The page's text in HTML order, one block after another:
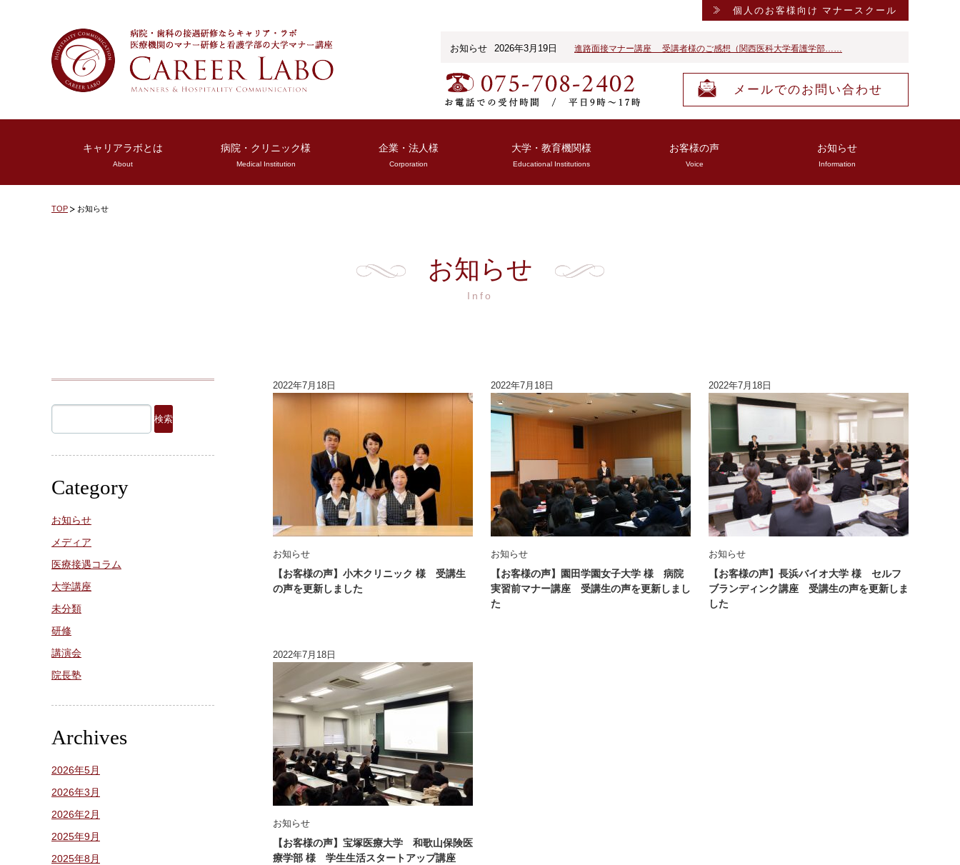
個人のお客様向け マナースクール
お知らせ 2026年3月19日 進路面接マナー講座 受講者様のご感想（関西医科大学看護学部……
メールでのお問い合わせ
キャリアラボとは
About
病院・クリニック様
Medical Institution
企業・法人様
Corporation
大学・教育機関様
Educational Institutions
お客様の声
Voice
お知らせ
Information
TOP お知らせ
お知らせ
Info
2022年7月18日
お知らせ
【お客様の声】小木クリニック 様 受講生
の声を更新しました
2022年7月18日
お知らせ
【お客様の声】園田学園女子大学 様 病院
実習前マナー講座 受講生の声を更新しまし
た
2022年7月18日
お知らせ
【お客様の声】長浜バイオ大学 様 セルフ
ブランディンク講座 受講生の声を更新しま
した
2022年7月18日
お知らせ
【お客様の声】宝塚医療大学 和歌山保険医
療学部 様 学生生活スタートアップ講座
索:
Category
お知らせ
メディア
医療接遇コラム
大学講座
未分類
研修
講演会
院長塾
Archives
2026年5月
2026年3月
2026年2月
2025年9月
2025年8月